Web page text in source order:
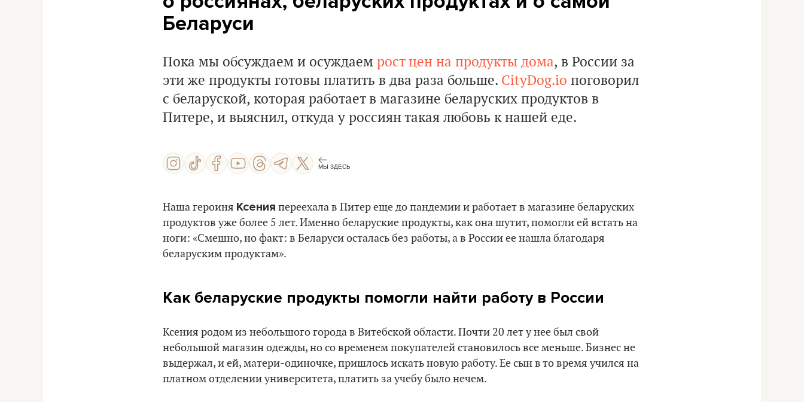
Беларуси
Пока мы обсуждаем и осуждаем рост цен на продукты дома, в России за
эти же продукты готовы платить в два раза больше. CityDog.io поговорил
с беларуской, которая работает в магазине беларуских продуктов в
Питере, и выяснил, откуда у россиян такая любовь к нашей еде.
МЫ ЗДЕСЬ
Наша героиня Ксения переехала в Питер еще до пандемии и работает в магазине беларуских
продуктов уже более 5 лет. Именно беларуские продукты, как она шутит, помогли ей встать на
ноги: «Смешно, но факт: в Беларуси осталась без работы, а в России ее нашла благодаря
беларуским продуктам».
Как беларуские продукты помогли найти работу в России
Ксения родом из небольшого города в Витебской области. Почти 20 лет у нее был свой
небольшой магазин одежды, но со временем покупателей становилось все меньше. Бизнес не
выдержал, и ей, матери-одиночке, пришлось искать новую работу. Ее сын в то время учился на
платном отделении университета, платить за учебу было нечем.